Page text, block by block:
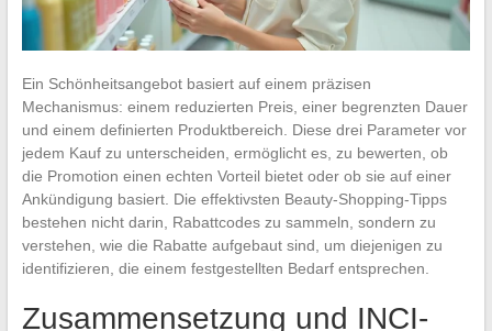
Ein Schönheitsangebot basiert auf einem präzisen
Mechanismus: einem reduzierten Preis, einer begrenzten Dauer
und einem definierten Produktbereich. Diese drei Parameter vor
jedem Kauf zu unterscheiden, ermöglicht es, zu bewerten, ob
die Promotion einen echten Vorteil bietet oder ob sie auf einer
Ankündigung basiert. Die effektivsten Beauty-Shopping-Tipps
bestehen nicht darin, Rabattcodes zu sammeln, sondern zu
verstehen, wie die Rabatte aufgebaut sind, um diejenigen zu
identifizieren, die einem festgestellten Bedarf entsprechen.
Zusammensetzung und INCI-